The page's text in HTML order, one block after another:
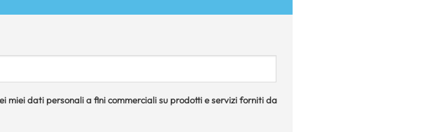
miei dati personali a fini commerciali su prodotti e servizi forniti da